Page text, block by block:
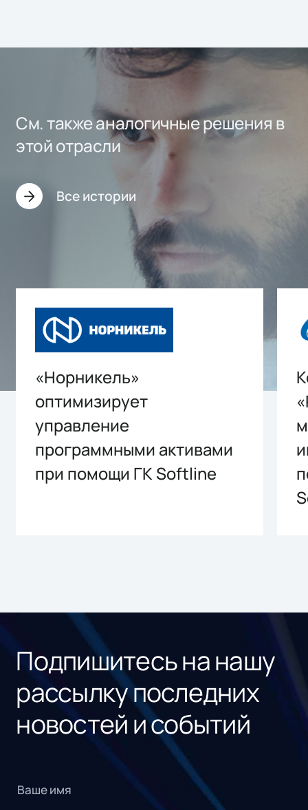
См. также аналогичные решения в
этой отрасли
Все истории
«Норникель»
оптимизирует
управление
программными активами
при помощи ГК Softline
Подпишитесь на нашу
рассылку последних
новостей и событий